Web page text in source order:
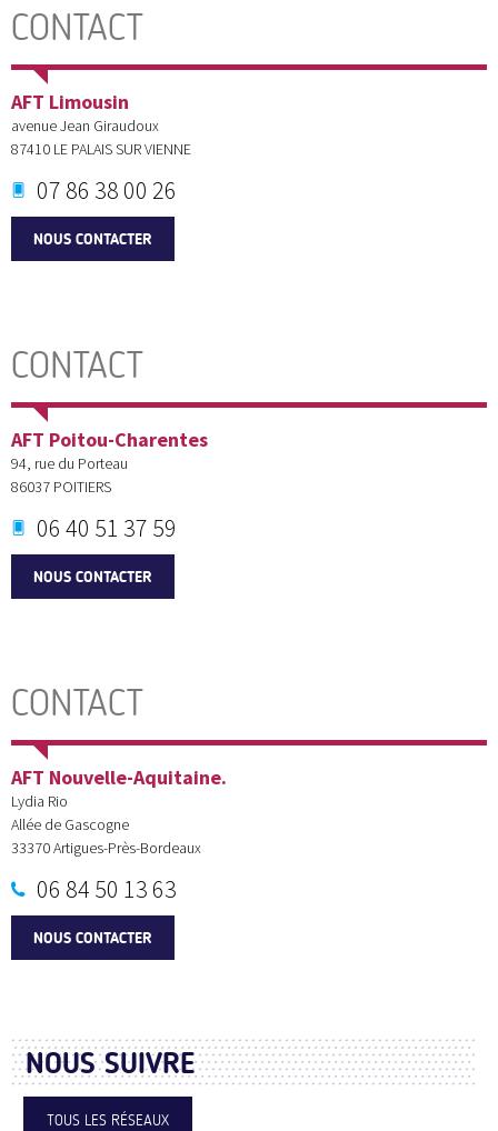
CONTACT
AFT Limousin
avenue Jean Giraudoux
87410 LE PALAIS SUR VIENNE
07 86 38 00 26
NOUS CONTACTER
CONTACT
AFT Poitou-Charentes
94, rue du Porteau
86037 POITIERS
06 40 51 37 59
NOUS CONTACTER
CONTACT
AFT Nouvelle-Aquitaine.
Lydia Rio
Allée de Gascogne
33370Artigues-Près-Bordeaux
06 84 50 13 63
NOUS CONTACTER
NOUS SUIVRE
TOUS LES RÉSEAUX